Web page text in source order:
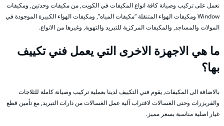
نعمل على تركيب وصيانة كافة انواع المكيفات في الكويت, من مكيفات وحدتين, ومكيفات
Window ومكيفات الهواء المتنقلة “مكيفات المياه”, ومكيفات الهواء الكبيرة الموجودة في
المولات والمساجد, والمكيفات المركزية للتبريد والتهوية, وغيرها من الانواع.
ما هي الاجهزة الاخرى التي يعمل فني تكييف
بها؟
بالاضافة الى المكيفات, يقوم فني التكييف لدينا بعملية تركيب وصيانة كاملة للثلاجات
والفريزرات وحتى الغسالات لاقتراب آلية عمل الغسالات من دارات التبريد, مع تأمين قطع
غيار اصلية مناسبة بسعر مميز.